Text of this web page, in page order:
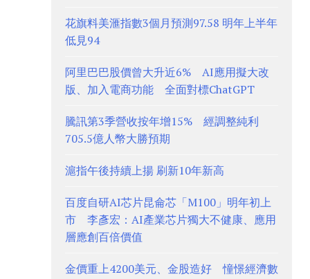
花旗料美滙指數3個月預測97.58 明年上半年
低見94
阿里巴巴股價曾大升近6% AI應用擬大改
版、加入電商功能 全面對標ChatGPT
騰訊第3季營收按年增15% 經調整純利
705.5億人幣大勝預期
滬指午後持續上揚 刷新10年新高
百度自研AI芯片昆侖芯「M100」明年初上
市 李彥宏：AI產業芯片獨大不健康、應用
層應創百倍價值
金價重上4200美元、金股造好 憧憬經濟數